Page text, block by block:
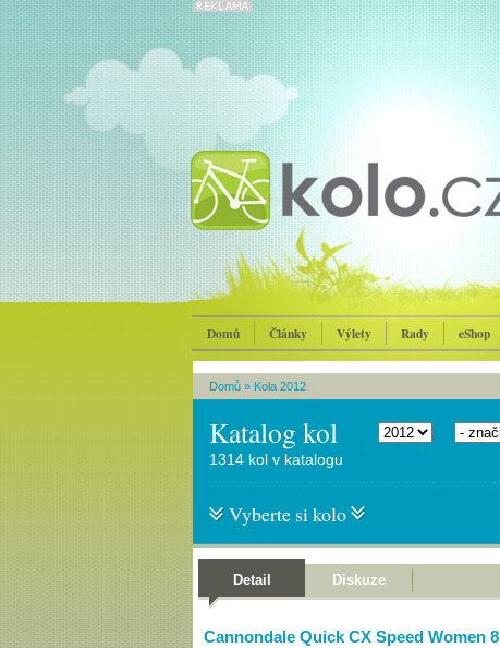
Domů Články Výlety Rady eShop
Domů » Kola 2012
Katalog kol
1314 kol v katalogu
Vyberte si kolo
Detail Diskuze
Cannondale Quick CX Speed Women 8